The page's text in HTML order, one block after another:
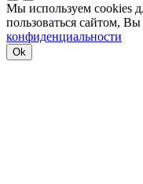
Мы используем cookies
пользоваться сайтом, Вы
конфиденциальности
Ok